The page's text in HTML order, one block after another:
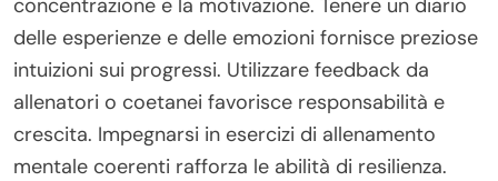
delle esperienze e delle emozioni fornisce preziose
intuizioni sui progressi. Utilizzare feedback da
allenatori o coetanei favorisce responsabilità e
crescita. Impegnarsi in esercizi di allenamento
mentale coerenti rafforza le abilità di resilienza.